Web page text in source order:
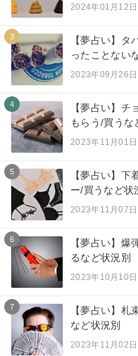
2024年01月12日
3
【夢占い】タ
ったことない
2023年09月26日
4
【夢占い】
もらう/買うな
2023年11月01日
5
【夢占い】下
ー/買うなど状
2023年11月07日
6
【夢占い】爆
るなど状況別
2023年10月10日
7
【夢占い】
など状況別
2023年11月02日